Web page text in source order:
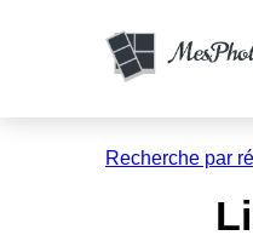
Recherche par